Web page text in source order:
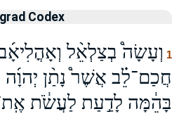
Codex
1 וְעָשָׂה֩ בְצַלְאֵ֨ל
חֲכַם־לֵ֗ב אֲשֶׁר֩ נָתַ֨ן
בָּהֵ֔מָּה לָדַ֣עַת לַעֲשֹׂ֔ת